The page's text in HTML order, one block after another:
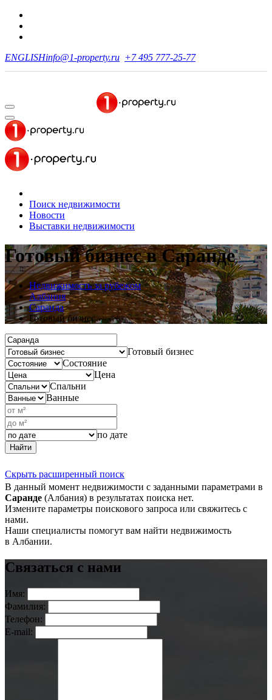
ENGLISHinfo@1-property.ru +7 495 777-25-77
Поиск недвижимости
Новости
Выставки недвижимости
Готовый бизнесв Саранде
Недвижимость за рубежом
Албания
Саранда
Готовый бизнес
Готовый бизнес
Состояние
Цена
Спальни
Ванные
по дате
Найти
Скрыть расширенный поиск
В данный момент недвижимости с заданными параметрами в
Саранде (Албания) в результатах поиска нет.
Измените параметры поискового запроса или свяжитесь с
нами.
Наши специалисты помогут вам найти недвижимость
в Албании.
Связаться с нами
Имя:
Фамилия:
Телефон:
E-mail: